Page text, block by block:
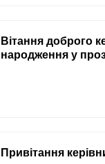
Вітання доброго
народження у
Привітання